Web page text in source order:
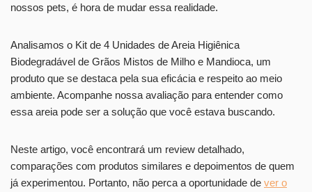
nossos pets, é hora de mudar essa realidade.
Analisamos o Kit de 4 Unidades de Areia Higiênica
Biodegradável de Grãos Mistos de Milho e Mandioca, um
produto que se destaca pela sua eficácia e respeito ao meio
ambiente. Acompanhe nossa avaliação para entender como
essa areia pode ser a solução que você estava buscando.
Neste artigo, você encontrará um review detalhado,
comparações com produtos similares e depoimentos de quem
já experimentou. Portanto, não perca a oportunidade de ver o